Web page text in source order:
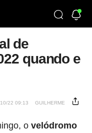
de
quando e
22 09:13 GUILHERME
o velódromo